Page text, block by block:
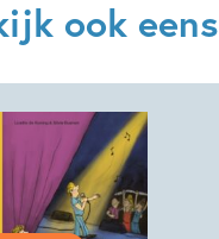
ook eens